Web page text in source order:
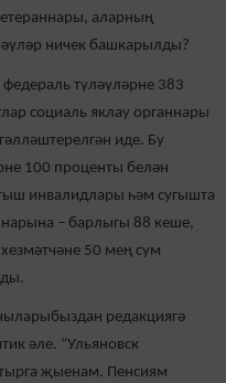
аларның
ничек башкарылды?
түләүләрне 383
социаль яклау органнары
иде. Бу
100 проценты белән
инвалидлары һәм сугышта
– барлыгы 88 кеше,
50 мең сум
редакциягә
әле. “Ульяновск
җыенам. Пенсиям